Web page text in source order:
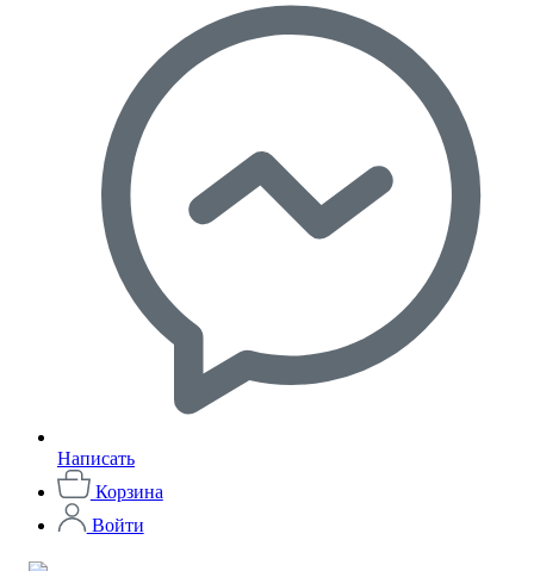
Написать
Корзина
Войти